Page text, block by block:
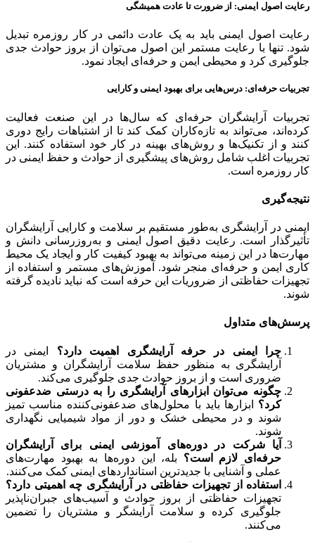
رعایت اصول ایمنی: از ضرورت تا عادت همیشگی
رعایت اصول ایمنی باید به یک عادت دائمی در کار روزمره تبدیل
شود. تنها با رعایت مستمر این اصول می‌توان از بروز حوادث جدی
جلوگیری کرد و محیطی ایمن و حرفه‌ای ایجاد نمود.
تجربیات حرفه‌ای: درس‌هایی برای بهبود ایمنی و کارایی
تجربیات آرایشگران حرفه‌ای که سال‌ها در این صنعت فعالیت
کرده‌اند، می‌تواند به تازه‌کاران کمک کند تا از اشتباهات رایج دوری
کنند و از تکنیک‌ها و روش‌های بهینه در کار خود استفاده کنند. این
تجربیات اغلب شامل روش‌های پیشگیری از حوادث و حفظ ایمنی در
کار روزمره است.
نتیجه‌گیری
ایمنی در آرایشگری به‌طور مستقیم بر سلامت و کارایی آرایشگران
تأثیرگذار است. رعایت دقیق اصول ایمنی و به‌روزرسانی دانش و
مهارت‌ها در این زمینه می‌تواند به بهبود کیفیت کار و ایجاد یک محیط
کاری ایمن و حرفه‌ای منجر شود. آموزش‌های مستمر و استفاده از
تجهیزات حفاظتی از ضروریات این حرفه است که نباید نادیده گرفته
شوند.
پرسش‌های متداول
چرا ایمنی در حرفه آرایشگری اهمیت دارد؟ ایمنی در
آرایشگری به منظور حفظ سلامت آرایشگران و مشتریان
ضروری است و از بروز حوادث جدی جلوگیری می‌کند.
چگونه می‌توان ابزارهای آرایشگری را به درستی ضدعفونی
کرد؟ ابزارها باید با محلول‌های ضدعفونی‌کننده مناسب تمیز
شوند و در محیطی خشک و دور از مواد شیمیایی نگهداری
شوند.
آیا شرکت در دوره‌های آموزشی ایمنی برای آرایشگران
حرفه‌ای لازم است؟ بله، این دوره‌ها به بهبود مهارت‌های
عملی و آشنایی با جدیدترین استانداردهای ایمنی کمک می‌کنند.
استفاده از تجهیزات حفاظتی در آرایشگری چه اهمیتی دارد؟
تجهیزات حفاظتی از بروز حوادث و آسیب‌های جبران‌ناپذیر
جلوگیری کرده و سلامت آرایشگر و مشتریان را تضمین
می‌کنند.